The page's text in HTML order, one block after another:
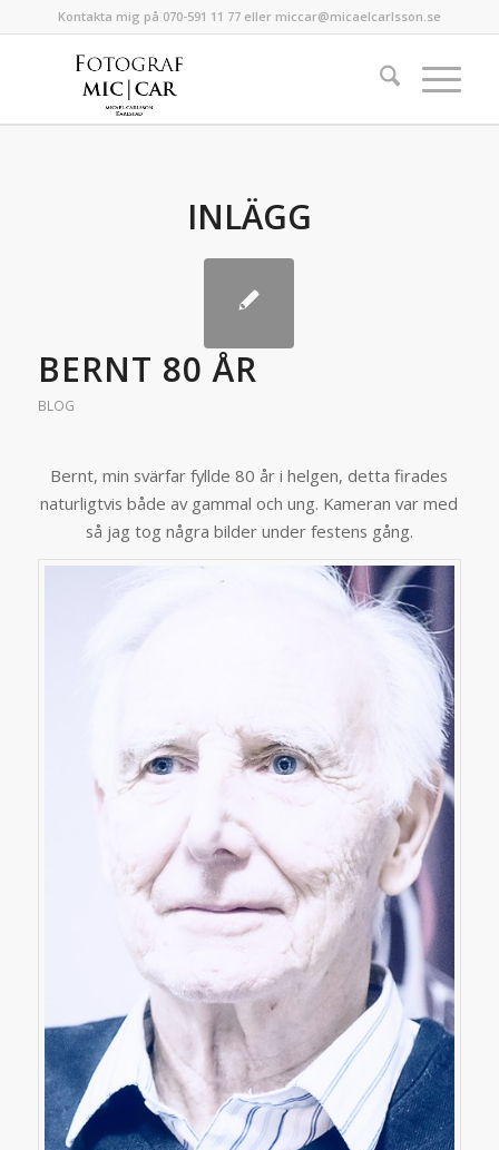
Kontakta mig på 070-591 11 77 eller miccar@micaelcarlsson.se
INLÄGG
BERNT 80 ÅR
BLOG
Bernt, min svärfar fyllde 80 år i helgen, detta firades
naturligtvis både av gammal och ung. Kameran var med
så jag tog några bilder under festens gång.